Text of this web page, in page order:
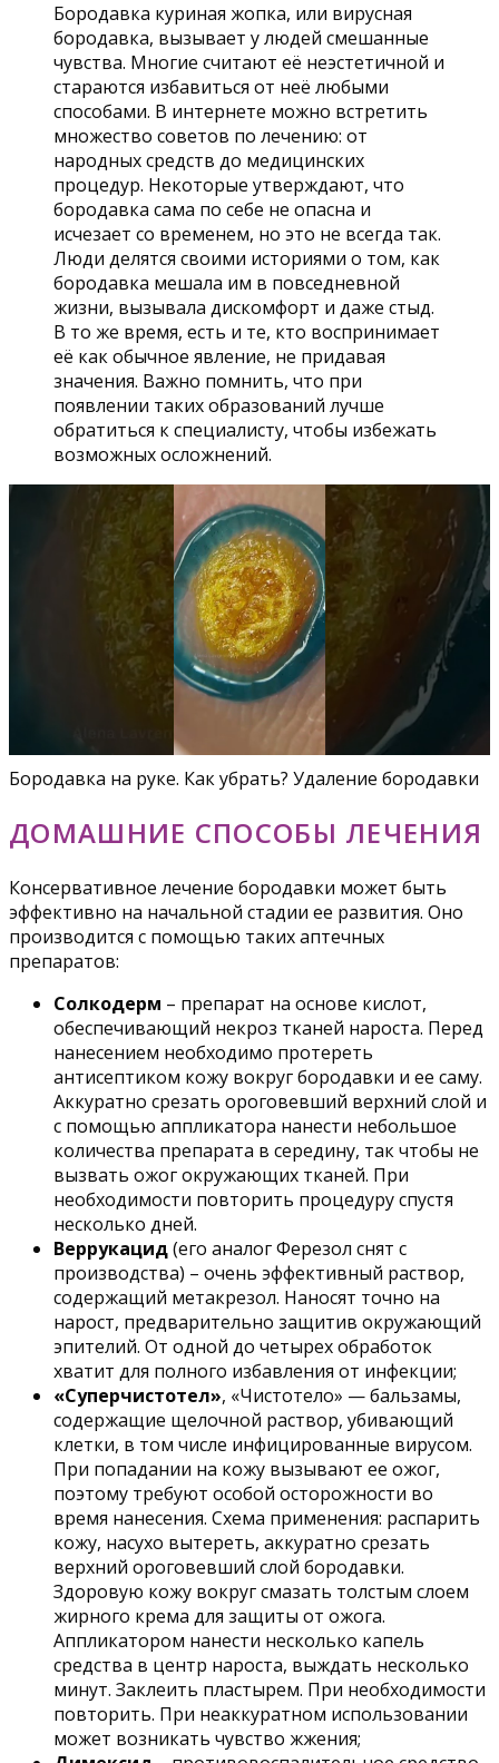
Бородавка куриная жопка, или вирусная
бородавка, вызывает у людей смешанные
чувства. Многие считают её неэстетичной и
стараются избавиться от неё любыми
способами. В интернете можно встретить
множество советов по лечению: от
народных средств до медицинских
процедур. Некоторые утверждают, что
бородавка сама по себе не опасна и
исчезает со временем, но это не всегда так.
Люди делятся своими историями о том, как
бородавка мешала им в повседневной
жизни, вызывала дискомфорт и даже стыд.
В то же время, есть и те, кто воспринимает
её как обычное явление, не придавая
значения. Важно помнить, что при
появлении таких образований лучше
обратиться к специалисту, чтобы избежать
возможных осложнений.
Бородавка на руке. Как убрать? Удаление бородавки
ДОМАШНИЕ СПОСОБЫ ЛЕЧЕНИЯ
Консервативное лечение бородавки может быть
эффективно на начальной стадии ее развития. Оно
производится с помощью таких аптечных
препаратов:
Солкодерм – препарат на основе кислот,
обеспечивающий некроз тканей нароста. Перед
нанесением необходимо протереть
антисептиком кожу вокруг бородавки и ее саму.
Аккуратно срезать ороговевший верхний слой и
с помощью аппликатора нанести небольшое
количества препарата в середину, так чтобы не
вызвать ожог окружающих тканей. При
необходимости повторить процедуру спустя
несколько дней.
Веррукацид(его аналог Ферезол снят с
производства) – очень эффективный раствор,
содержащий метакрезол. Наносят точно на
нарост, предварительно защитив окружающий
эпителий. От одной до четырех обработок
хватит для полного избавления от инфекции;
«Суперчистотел», «Чистотело» — бальзамы,
содержащие щелочной раствор, убивающий
клетки, в том числе инфицированные вирусом.
При попадании на кожу вызывают ее ожог,
поэтому требуют особой осторожности во
время нанесения. Схема применения: распарить
кожу, насухо вытереть, аккуратно срезать
верхний ороговевший слой бородавки.
Здоровую кожу вокруг смазать толстым слоем
жирного крема для защиты от ожога.
Аппликатором нанести несколько капель
средства в центр нароста, выждать несколько
минут. Заклеить пластырем. При необходимости
повторить. При неаккуратном использовании
может возникать чувство жжения;